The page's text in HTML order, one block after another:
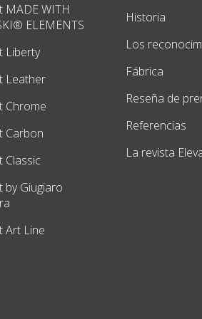
MADE WITH
ELEMENTS
Liberty
Leather
Chrome
Carbon
Classic
by Giugiaro
Art Line
Historia
Los
Fábrica
Reseña de
Referencias
La revista